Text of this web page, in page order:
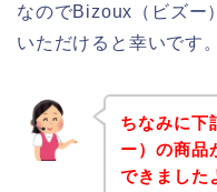
なのでBizoux（ビズー
いただけると幸いです。
ちなみに
ー）の商品
できました